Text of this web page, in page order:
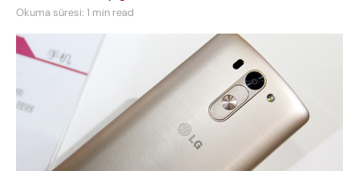
Okuma süresi: 1 min read